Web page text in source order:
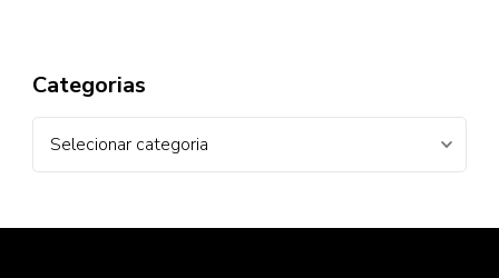
Categorias